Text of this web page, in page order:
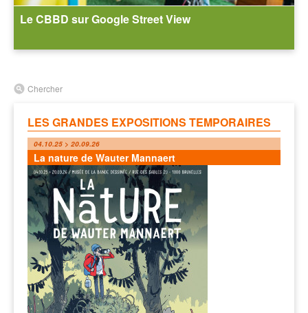
Le CBBD sur Google Street View
Chercher
LES GRANDES EXPOSITIONS TEMPORAIRES
04.10.25 > 20.09.26
La nature de Wauter Mannaert